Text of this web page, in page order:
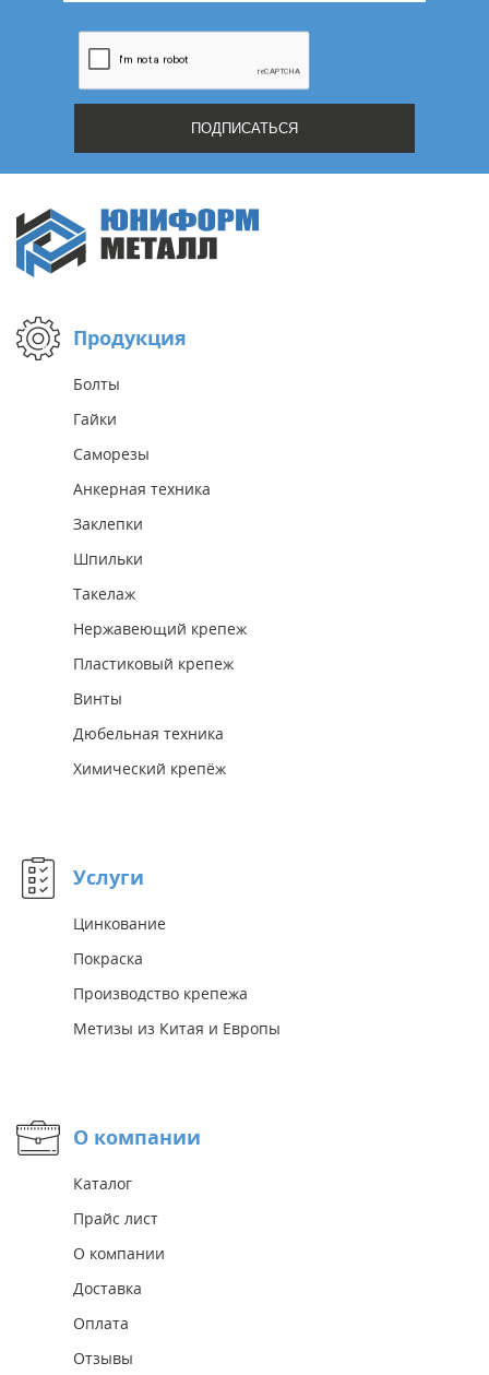
Продукция
Болты
Гайки
Саморезы
Анкерная техника
Заклепки
Шпильки
Такелаж
Нержавеющий крепеж
Пластиковый крепеж
Винты
Дюбельная техника
Химический крепёж
Услуги
Цинкование
Покраска
Производство крепежа
Метизы из Китая и Европы
О компании
Каталог
Прайс лист
О компании
Доставка
Оплата
Отзывы